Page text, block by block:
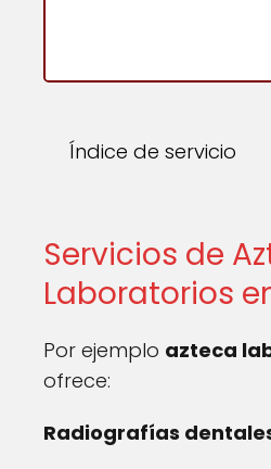
Índice de servicio
Servicios de
Laboratorios
Por ejemplo azteca
ofrece:
Radiografías